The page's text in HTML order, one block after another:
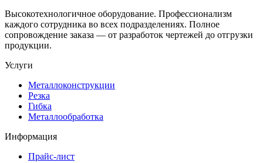
Высокотехнологичное оборудование. Профессионализм
каждого сотрудника во всех подразделениях. Полное
сопровождение заказа — от разработок чертежей до отгрузки
продукции.
Услуги
Металлоконструкции
Резка
Гибка
Металлообработка
Информация
Прайс-лист